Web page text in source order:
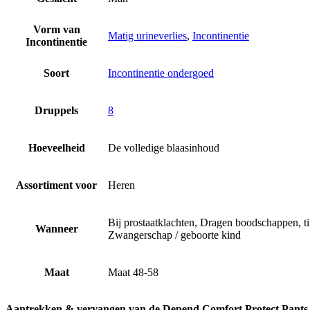
Vorm van
Incontinentie
Matig urineverlies, Incontinentie
Soort Incontinentie ondergoed
Druppels 8
Hoeveelheid De volledige blaasinhoud
Assortiment voor Heren
Wanneer
Bij prostaatklachten, Dragen boodschappen,
Zwangerschap / geboorte kind
Maat Maat 48-58